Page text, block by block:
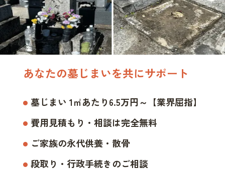
あなたの墓じまいを共にサポート
墓じまい 1㎡あたり6.5万円～【業界屈指】
費用見積もり・相談は完全無料
ご家族の永代供養・散骨
段取り・行政手続きのご相談